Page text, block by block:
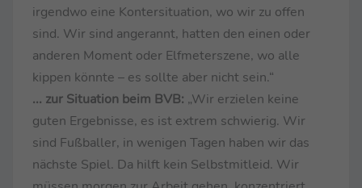
irgendwo eine Kontersituation, wo wir zu offen
sind. Wir sind angerannt, hatten den einen oder
anderen Moment oder Elfmeterszene, wo alle
kippen könnte – es sollte aber nicht sein.“
... zur Situation beim BVB: „Wir erzielen keine
guten Ergebnisse, es ist extrem schwierig. Wir
sind Fußballer, in wenigen Tagen haben wir das
nächste Spiel. Da hilft kein Selbstmitleid. Wir